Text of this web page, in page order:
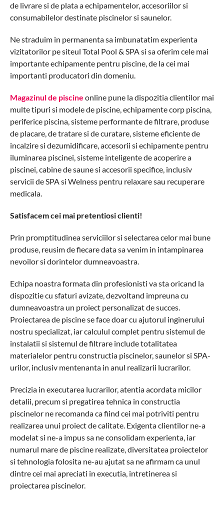
de livrare si de plata a echipamentelor, accesoriilor si
consumabilelor destinate piscinelor si saunelor.
Ne straduim in permanenta sa imbunatatim experienta
vizitatorilor pe siteul Total Pool & SPA si sa oferim cele mai
importante echipamente pentru piscine, de la cei mai
importanti producatori din domeniu.
Magazinul de piscine online pune la dispozitia clientilor mai
multe tipuri si modele de piscine, echipamente corp piscina,
periferice piscina, sisteme performante de filtrare, produse
de placare, de tratare si de curatare, sisteme eficiente de
incalzire si dezumidificare, accesorii si echipamente pentru
iluminarea piscinei, sisteme inteligente de acoperire a
piscinei, cabine de saune si accesorii specifice, inclusiv
servicii de SPA si Welness pentru relaxare sau recuperare
medicala.
Satisfacem cei mai pretentiosi clienti!
Prin promptitudinea serviciilor si selectarea celor mai bune
produse, reusim de fiecare data sa venim in intampinarea
nevoilor si dorintelor dumneavoastra.
Echipa noastra formata din profesionisti va sta oricand la
dispozitie cu sfaturi avizate, dezvoltand impreuna cu
dumneavoastra un proiect personalizat de succes.
Proiectarea de piscine se face doar cu ajutorul inginerului
nostru specializat, iar calculul complet pentru sistemul de
instalatii si sistemul de filtrare include totalitatea
materialelor pentru constructia piscinelor, saunelor si SPA-
urilor, inclusiv mentenanta in anul realizarii lucrarilor.
Precizia in executarea lucrarilor, atentia acordata micilor
detalii, precum si pregatirea tehnica in constructia
piscinelor ne recomanda ca fiind cei mai potriviti pentru
realizarea unui proiect de calitate. Exigenta clientilor ne-a
modelat si ne-a impus sa ne consolidam experienta, iar
numarul mare de piscine realizate, diversitatea proiectelor
si tehnologia folosita ne-au ajutat sa ne afirmam ca unul
dintre cei mai apreciati in executia, intretinerea si
proiectarea piscinelor.